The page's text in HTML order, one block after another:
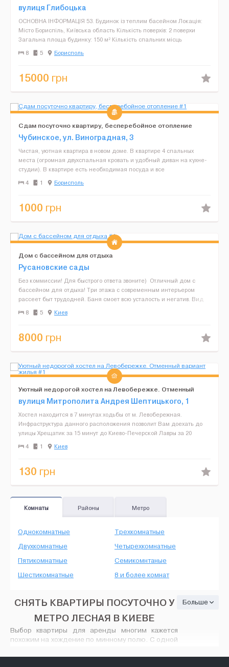
вулиця Глибоцька
ОСНОВНА ІНФОРМАЦІЯ 53. Будинок із теплим басейном Локація:
Місто Бориспіль, Київська область Кількість поверхів: 2 поверхи
Загальна площа будинку: 150 м² Кількість спальних місць
(комфортних): До 8 спальних місць (4 ...
8 5 Борисполь
15000 грн
Сдам посуточно квартиру, бесперебойное отопление
Чубинское, ул. Виноградная, 3
Чистая, уютная квартира в новом доме. В квартире 4 спальных
места (огромная двухспальная кровать и удобный диван на кухне-
студии). В квартире есть необходимая посуда и все
принадлежности для вашего комфортного проживания (ванна-дж...
4 1 Борисполь
1000 грн
Дом с бассейном для отдыха
Русановские сады
Без коммиссии! Для быстрого ответа звоните) Отличный дом с
бассейном для отдыха! Три этажа с современным интеръером
рассеет быт трудодней. Баня смоет всю усталость и негатив. Вид
на красивий зеленый двор заставят посмотреть...
8 5 Киев
8000 грн
Уютный недорогой хостел на Левобережке. Отменный
вариант жилья
вулиця Митрополита Андрея Шептицького, 1
Хостел находится в 7 минутах ходьбы от м. Левобережная.
Инфраструктура данного расположения позволит Вам доехать до
улицы Хрещатик за 15 минут до Киево-Печерской Лавры за 20
минут. Можно доехать, как метро так и маршрутным такси.&...
4 1 Киев
130 грн
Комнаты Районы Метро
Однокомнатные
Двухкомнатные
Трехкомнатные
Четырехкомнатные
Пятикомнатные
Шестикомнатные
Семикомнтаные
8 и более комнат
СНЯТЬ КВАРТИРЫ ПОСУТОЧНО У
МЕТРО ЛЕСНАЯ В КИЕВЕ
Выбор квартиры для аренды многим кажется
похожим на хождение по минному полю. С одной
крышу над головой не по «заоблачной» цене, а с
Больше